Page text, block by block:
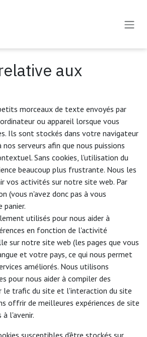
aux
morceaux de texte envoyés par
ou appareil lorsque vous
Ils sont stockés dans votre navigateur
serveurs afin que nous puissions
Sans cookies, l'utilisation du
beaucoup plus frustrante. Nous les
vos activités sur notre site web. Par
(vous n'avez donc pas à vous
panier.
utilisés pour nous aider à
en fonction de l'activité
sur notre site web (les pages que vous
et votre pays, ce qui nous permet
améliorés. Nous utilisons
pour nous aider à compiler des
le trafic du site et l'interaction du site
offrir de meilleures expériences de site
l'avenir.
susceptibles d'être stockés sur